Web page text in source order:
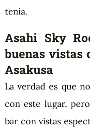
tenía.
Asahi Sky
buenas vistas
Asakusa
La verdad es que
con este lugar, pero
bar con vistas